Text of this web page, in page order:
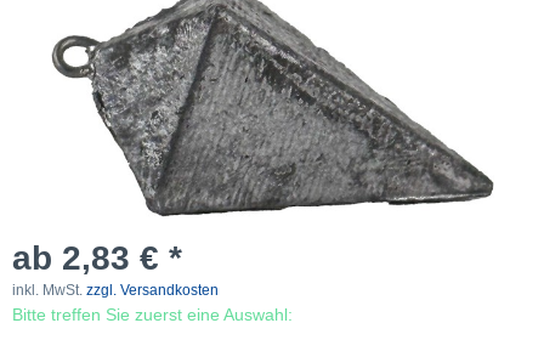
ab 2,83 € *
inkl. MwSt. zzgl. Versandkosten
Bitte treffen Sie zuerst eine Auswahl: